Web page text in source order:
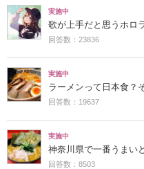
実施中
歌が上手だと思うホロ
回答数：23836
実施中
ラーメンって日本食？
回答数：19637
実施中
神奈川県で一番うまい
回答数：8503